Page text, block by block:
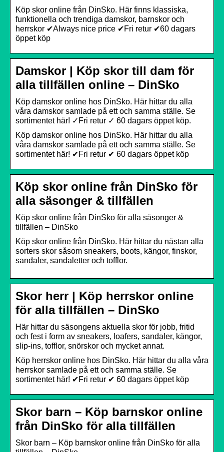
Köp skor online från DinSko. Här finns klassiska,
funktionella och trendiga damskor, barnskor och
herrskor ✔Always nice price ✔Fri retur ✔60 dagars
öppet köp
Damskor | Köp skor till dam för
alla tillfällen online – DinSko
Köp damskor online hos DinSko. Här hittar du alla
våra damskor samlade på ett och samma ställe. Se
sortimentet här! ✓Fri retur ✓ 60 dagars öppet köp.
Köp damskor online hos DinSko. Här hittar du alla
våra damskor samlade på ett och samma ställe. Se
sortimentet här! ✔Fri retur ✔ 60 dagars öppet köp
Köp skor online från DinSko för
alla säsonger & tillfällen
Köp skor online från DinSko för alla säsonger &
tillfällen – DinSko
Köp skor online från DinSko. Här hittar du nästan alla
sorters skor såsom sneakers, boots, kängor, finskor,
sandaler, sandaletter och tofflor.
Skor herr | Köp herrskor online
för alla tillfällen – DinSko
Här hittar du säsongens aktuella skor för jobb, fritid
och fest i form av sneakers, loafers, sandaler, kängor,
slip-ins, tofflor, snörskor och mycket annat.
Köp herrskor online hos DinSko. Här hittar du alla våra
herrskor samlade på ett och samma ställe. Se
sortimentet här! ✔Fri retur ✔ 60 dagars öppet köp
Skor barn – Köp barnskor online
från DinSko för alla tillfällen
Skor barn – Köp barnskor online från DinSko för alla